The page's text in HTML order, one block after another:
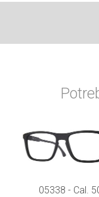
05338 - Cal.